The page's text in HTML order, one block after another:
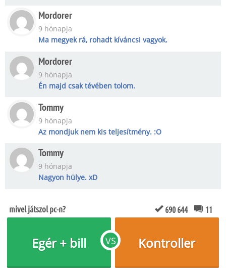
Mordorer
9 hónapja
Ma megyek rá, rohadt kíváncsi vagyok.
Mordorer
9 hónapja
Én majd csak tévében tolom.
Tommy
9 hónapja
Az mondjuk nem kis teljesítmény. :O
Tommy
9 hónapja
Nagyon hülye. xD
mivel játszol pc-n? 690 644 11
VS
Egér + bill Kontroller